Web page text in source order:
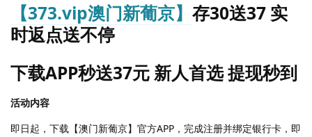
【373.vip澳门新葡京】 存30送37 实
时返点送不停
下载APP秒送37元 新人首选 提现秒到
活动内容
即日起，下载【澳门新葡京】官方APP，完成注册并绑定银行卡，即